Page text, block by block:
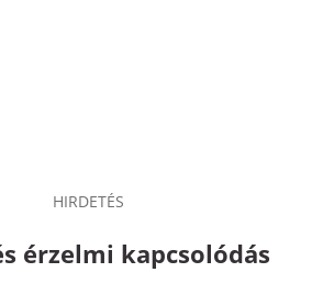
HIRDETÉS
érzelmi kapcsolódás